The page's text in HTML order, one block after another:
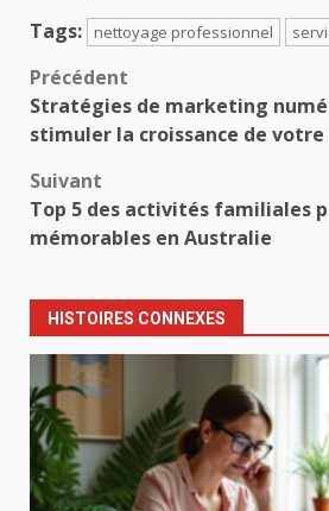
Tags:
nettoyage professionnel
Navigation
d’article
Précédent
Stratégies de marketing
stimuler la croissance de
Suivant
Top 5 des activités familiales
mémorables en Australie
HISTOIRES CONNEXES